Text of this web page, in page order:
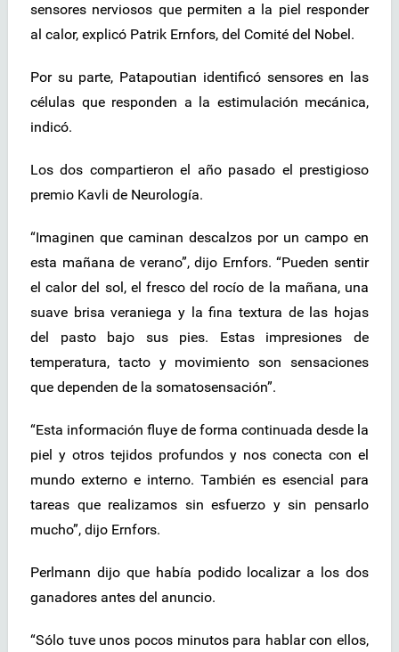
sensores nerviosos que permiten a la piel responder
al calor, explicó Patrik Ernfors, del Comité del Nobel.
Por su parte, Patapoutian identificó sensores en las
células que responden a la estimulación mecánica,
indicó.
Los dos compartieron el año pasado el prestigioso
premio Kavli de Neurología.
“Imaginen que caminan descalzos por un campo en
esta mañana de verano”, dijo Ernfors. “Pueden sentir
el calor del sol, el fresco del rocío de la mañana, una
suave brisa veraniega y la fina textura de las hojas
del pasto bajo sus pies. Estas impresiones de
temperatura, tacto y movimiento son sensaciones
que dependen de la somatosensación”.
“Esta información fluye de forma continuada desde la
piel y otros tejidos profundos y nos conecta con el
mundo externo e interno. También es esencial para
tareas que realizamos sin esfuerzo y sin pensarlo
mucho”, dijo Ernfors.
Perlmann dijo que había podido localizar a los dos
ganadores antes del anuncio.
“Sólo tuve unos pocos minutos para hablar con ellos,